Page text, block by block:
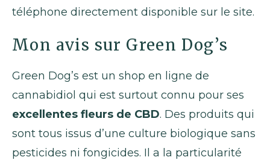
téléphone directement disponible sur le site.
Mon avis sur Green Dog’s
Green Dog’s est un shop en ligne de
cannabidiol qui est surtout connu pour ses
excellentes fleurs de CBD. Des produits qui
sont tous issus d’une culture biologique sans
pesticides ni fongicides. Il a la particularité